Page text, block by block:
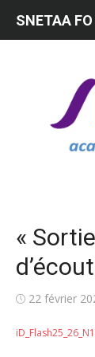
SNETAA
«
Publié22 février